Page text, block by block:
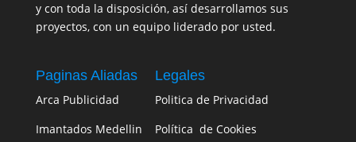
y con toda la disposición, así desarrollamos sus
proyectos, con un equipo liderado por usted.
Paginas Aliadas
Arca Publicidad
Imantados Medellin
Legales
Politica de Privacidad
Política de Cookies